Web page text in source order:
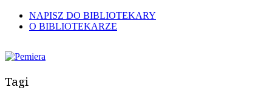
NAPISZ DO BIBLIOTEKARY
O BIBLIOTEKARZE
Tagi